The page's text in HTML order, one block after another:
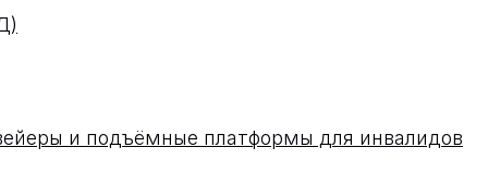
и подъёмные платформы для инвалидов